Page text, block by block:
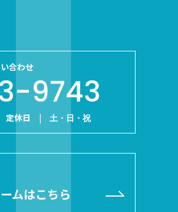
合わせ
9743
定休日 | 土・日・祝
ムはこちら